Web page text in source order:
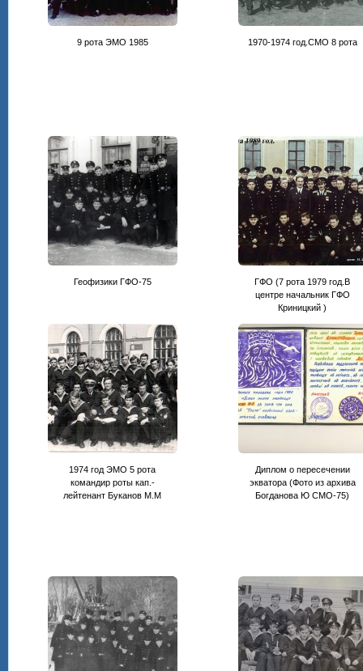
9 рота ЭМО 1985 1970-1974 год.СМО 8 рота
Геофизики ГФО-75
ГФО (7 рота 1979 год.В
центре начальник ГФО
Криницкий )
1974 год ЭМО 5 рота
командир роты кап.-
лейтенант Буканов М.М
Диплом о пересечении
экватора (Фото из архива
Богданова Ю СМО-75)